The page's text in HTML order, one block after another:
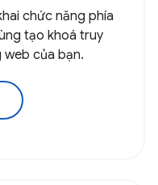
chức năng phía
tạo khoá truy
của bạn.